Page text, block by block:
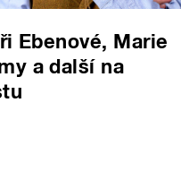
Ebenové, Marie
a další na